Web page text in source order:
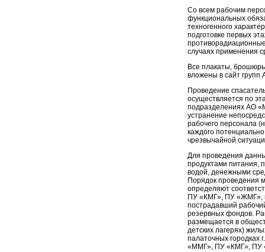
Со всем рабочим
функциональных
техногенного
подготовке первых
случаях применения
Все плакаты,
вложены в сайт групп
Проведение
осуществляется по
подразделениях АО
устранение
рабочего персонала
каждого
чрезвычайной
Для проведения
продуктами питания,
водой, денежными
Порядок проведения
определяют
ПУ «КМГ», ПУ «ЖМГ»,
пострадавший
резервных фондов.
размещается в
детских лагерях)
палаточных городках
«ММГ», ПУ «КМГ», ПУ